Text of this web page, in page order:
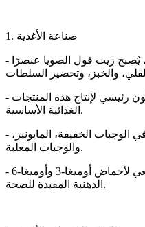
- زيت الطهي المكرر: بعد التكرير، يُصبح زيت فول الصويا عنصرًا
- إنتاج المارغرين والشورتينغ: مكون رئيسي لإنتاج هذه المنتجات
الغذائية الأساسية.
- الأغذية المصنعة: مكون أساسي في الوجبات الخفيفة، المايونيز،
والوجبات المعلبة.
- المكملات الغذائية: مصدر طبيعي لأحماض أوميغا-3 وأوميغا-6
الدهنية المفيدة للصحة.